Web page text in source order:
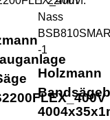
Holzmann